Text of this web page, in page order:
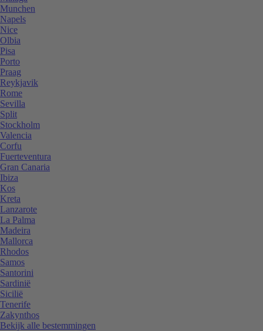
Munchen
Napels
Nice
Olbia
Pisa
Porto
Praag
Reykjavik
Rome
Sevilla
Split
Stockholm
Valencia
Corfu
Fuerteventura
Gran Canaria
Ibiza
Kos
Kreta
Lanzarote
La Palma
Madeira
Mallorca
Rhodos
Samos
Santorini
Sardinië
Sicilië
Tenerife
Zakynthos
Bekijk alle bestemmingen